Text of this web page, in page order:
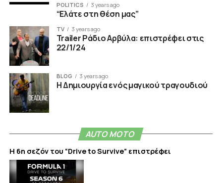
POLITICS 3 years ago
“Ελάτε στη θέση μας”
TV 3 years ago
Trailer Ράδιο Αρβύλα: επιστρέφει στις
22/1/24
BLOG 3 years ago
Η Δημιουργία ενός μαγικού τραγουδιού
AUTO MOTO
Η 6η σεζόν του “Drive to Survive” επιστρέφει